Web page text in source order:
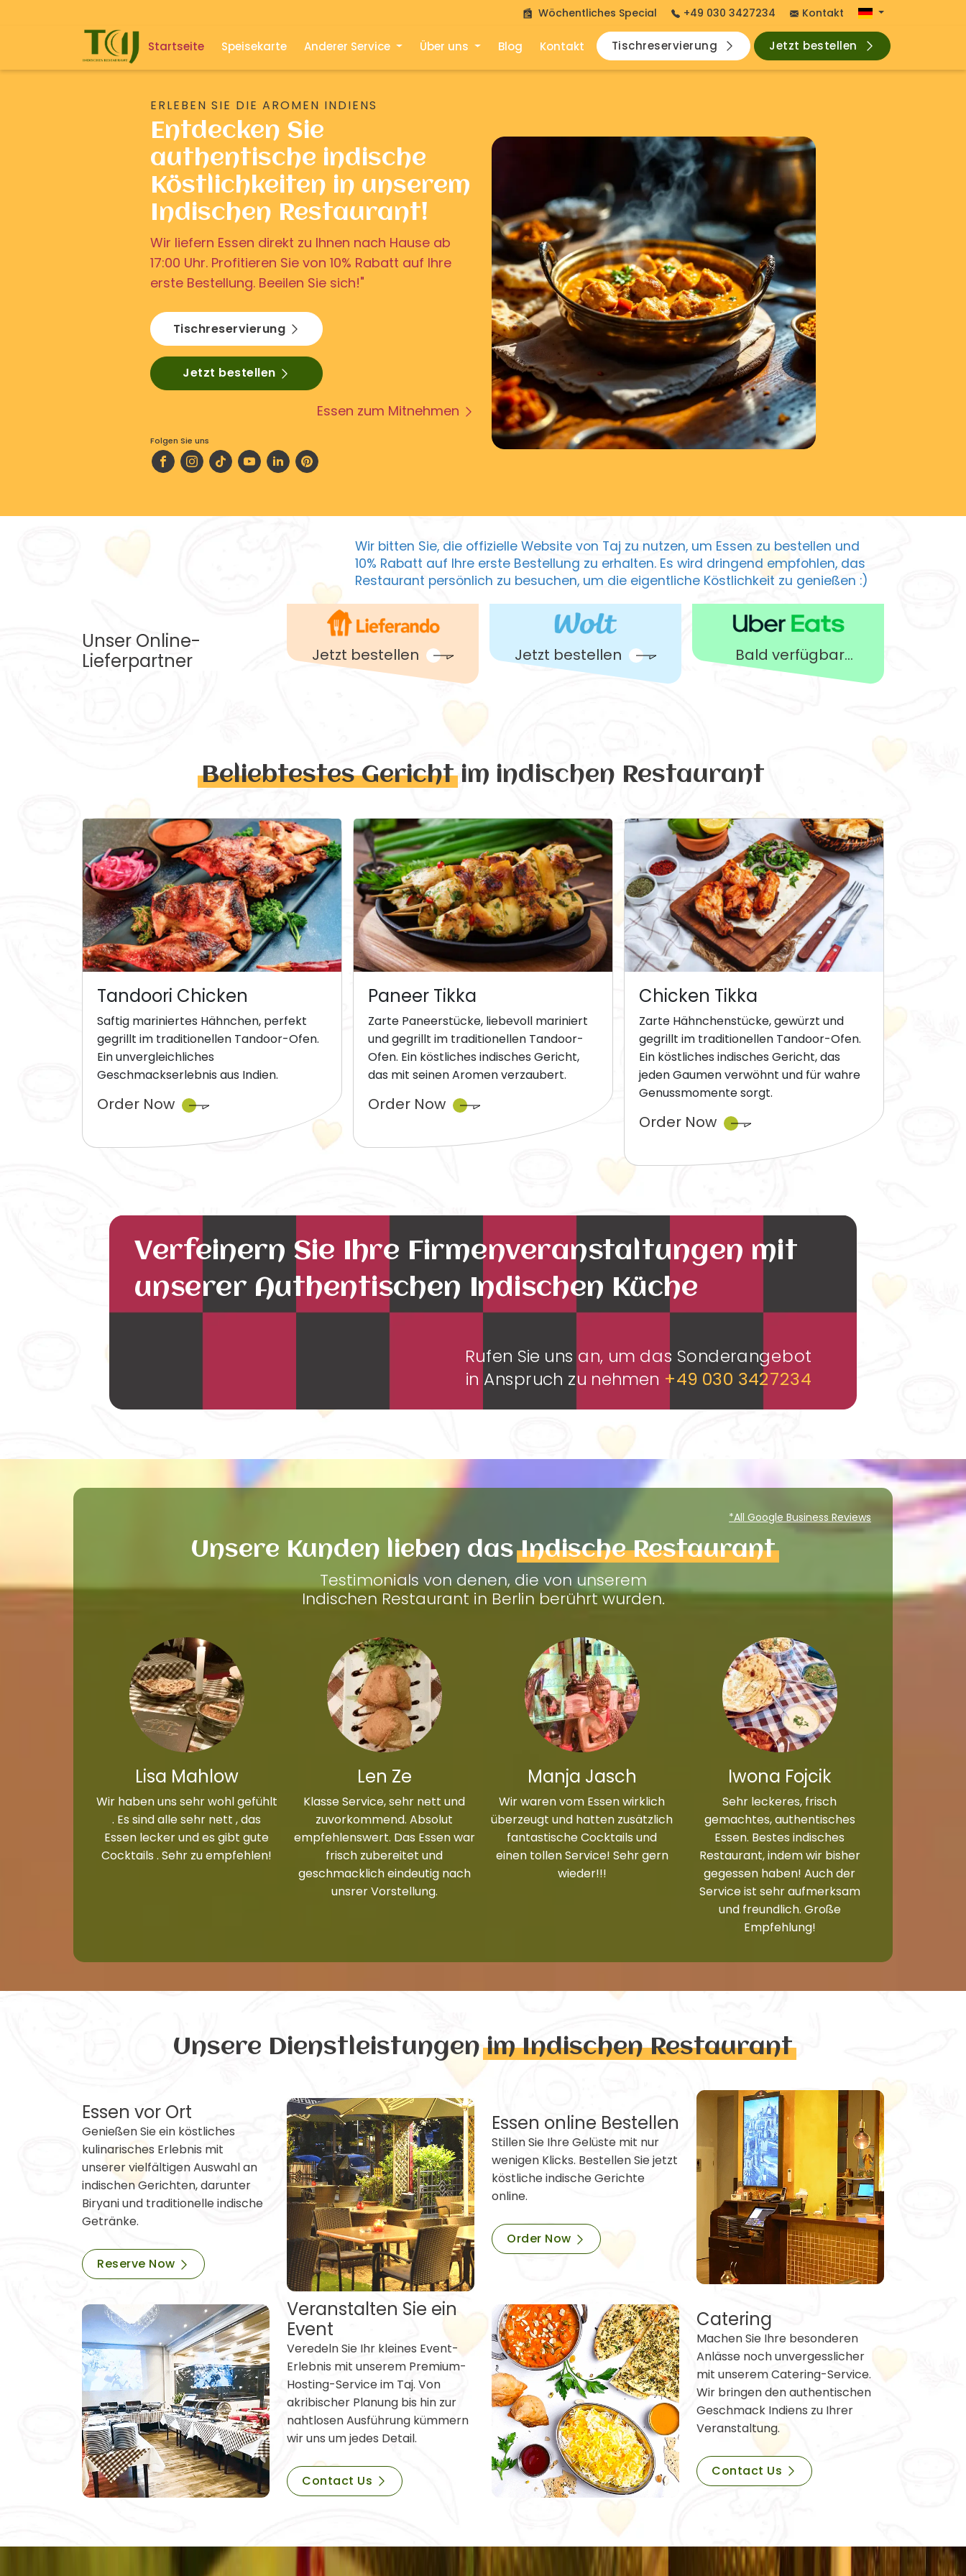
Wöchentliches Special +49 030 3427234 Kontakt
Startseite Speisekarte Anderer Service Über uns Blog Kontakt Tischreservierung Jetzt bestellen
ERLEBEN SIE DIE AROMEN INDIENS
Entdecken Sie
authentische indische
Köstlichkeiten in unserem
Indischen Restaurant!
Wir liefern Essen direkt zu Ihnen nach Hause ab
17:00 Uhr. Profitieren Sie von 10% Rabatt auf Ihre
erste Bestellung. Beeilen Sie sich!"
Tischreservierung
Jetzt bestellen
Essen zum Mitnehmen
Folgen Sie uns
Wir bitten Sie, die offizielle Website von Taj zu nutzen, um Essen zu bestellen und
10% Rabatt auf Ihre erste Bestellung zu erhalten. Es wird dringend empfohlen, das
Restaurant persönlich zu besuchen, um die eigentliche Köstlichkeit zu genießen :)
Unser Online-
Lieferpartner
Jetzt bestellen Jetzt bestellen Bald verfügbar...
Beliebtestes Gerichtim indischen Restaurant
Tandoori Chicken
Saftig mariniertes Hähnchen, perfekt
gegrillt im traditionellen Tandoor-Ofen.
Ein unvergleichliches
Geschmackserlebnis aus Indien.
Order Now
Paneer Tikka
Zarte Paneerstücke, liebevoll mariniert
und gegrillt im traditionellen Tandoor-
Ofen. Ein köstliches indisches Gericht,
das mit seinen Aromen verzaubert.
Order Now
Chicken Tikka
Zarte Hähnchenstücke, gewürzt und
gegrillt im traditionellen Tandoor-Ofen.
Ein köstliches indisches Gericht, das
jeden Gaumen verwöhnt und für wahre
Genussmomente sorgt.
Order Now
Verfeinern Sie Ihre Firmenveranstaltungen mit
unserer Authentischen Indischen Küche
Rufen Sie uns an, um das Sonderangebot
in Anspruch zu nehmen +49 030 3427234
*All Google Business Reviews
Unsere Kunden lieben dasIndische Restaurant
Testimonials von denen, die von unserem
Indischen Restaurant in Berlin berührt wurden.
Lisa Mahlow
Wir haben uns sehr wohl gefühlt
. Es sind alle sehr nett , das
Essen lecker und es gibt gute
Cocktails . Sehr zu empfehlen!
Len Ze
Klasse Service, sehr nett und
zuvorkommend. Absolut
empfehlenswert. Das Essen war
frisch zubereitet und
geschmacklich eindeutig nach
unsrer Vorstellung.
Manja Jasch
Wir waren vom Essen wirklich
überzeugt und hatten zusätzlich
fantastische Cocktails und
einen tollen Service! Sehr gern
wieder!!!
Iwona Fojcik
Sehr leckeres, frisch
gemachtes, authentisches
Essen. Bestes indisches
Restaurant, indem wir bisher
gegessen haben! Auch der
Service ist sehr aufmerksam
und freundlich. Große
Empfehlung!
Unsere Dienstleistungenim Indischen Restaurant
Essen vor Ort
Genießen Sie ein köstliches
kulinarisches Erlebnis mit
unserer vielfältigen Auswahl an
indischen Gerichten, darunter
Biryani und traditionelle indische
Getränke.
Reserve Now
Essen online Bestellen
Stillen Sie Ihre Gelüste mit nur
wenigen Klicks. Bestellen Sie jetzt
köstliche indische Gerichte
online.
Order Now
Veranstalten Sie ein
Event
Veredeln Sie Ihr kleines Event-
Erlebnis mit unserem Premium-
Hosting-Service im Taj. Von
akribischer Planung bis hin zur
nahtlosen Ausführung kümmern
wir uns um jedes Detail.
Contact Us
Catering
Machen Sie Ihre besonderen
Anlässe noch unvergesslicher
mit unserem Catering-Service.
Wir bringen den authentischen
Geschmack Indiens zu Ihrer
Veranstaltung.
Contact Us